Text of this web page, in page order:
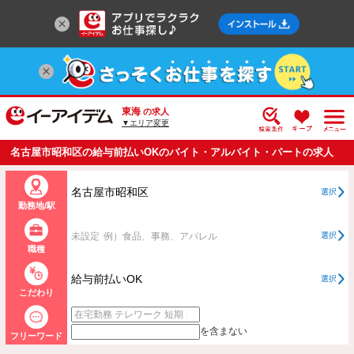
東海 の求人
▼エリア変更
名古屋市昭和区の給与前払いOKのバイト・アルバイト・パートの求人
情報一覧
勤務地/駅
名古屋市昭和区 選択
職種
未設定 例）食品、事務、アパレル 選択
こだわり
給与前払いOK 選択
フリーワード を含まない